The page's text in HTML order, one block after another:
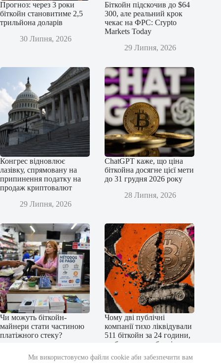
Ми використовуємо файли cookie аби забезпечити вам
Прогноз: через 3 роки
біткойн становитиме 2,5
трильйона доларів
30 Липня, 2026
Біткойн підскочив до $64
300, але реальний крок
чекає на ФРС: Crypto
Markets Today
29 Липня, 2026
Конгрес відновлює
лазівку, спрямовану на
припинення податку на
продаж криптовалют
29 Липня, 2026
ChatGPT каже, що ціна
біткойна досягне цієї мети
до 31 грудня 2026 року
28 Липня, 2026
Чи можуть біткойн-
майнери стати частиною
платіжного стеку?
Чому дві публічні
компанії тихо ліквідували
511 біткойн за 24 години,
щоб уникнути боргів у
31,7 мільйона доларів